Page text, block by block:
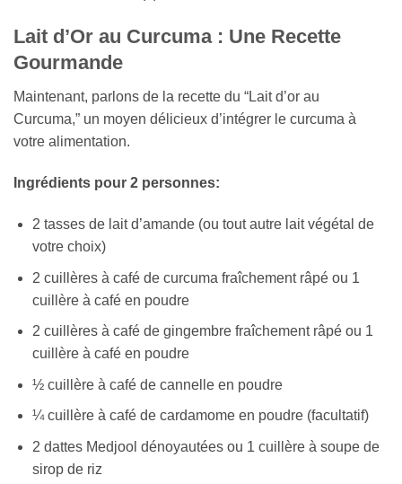
Lait d’Or au Curcuma : Une Recette
Gourmande
Maintenant, parlons de la recette du “Lait d’or au
Curcuma,” un moyen délicieux d’intégrer le curcuma à
votre alimentation.
Ingrédients pour 2 personnes:
2 tasses de lait d’amande (ou tout autre lait végétal de
votre choix)
2 cuillères à café de curcuma fraîchement râpé ou 1
cuillère à café en poudre
2 cuillères à café de gingembre fraîchement râpé ou 1
cuillère à café en poudre
½ cuillère à café de cannelle en poudre
¼ cuillère à café de cardamome en poudre (facultatif)
2 dattes Medjool dénoyautées ou 1 cuillère à soupe de
sirop de riz